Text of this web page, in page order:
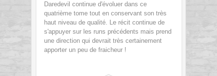
Daredevil continue d'évoluer dans ce
quatrième tome tout en conservant son très
haut niveau de qualité. Le récit continue de
s'appuyer sur les runs précédents mais prend
une direction qui devrait très certainement
apporter un peu de fraicheur !